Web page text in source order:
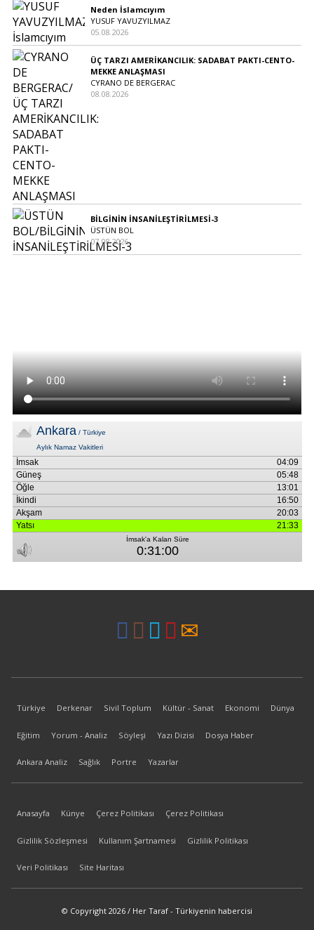
Neden İslamcıyım
YUSUF YAVUZYILMAZ
05.08.2026
ÜÇ TARZI AMERİKANCILIK: SADABAT PAKTI-CENTO-
MEKKE ANLAŞMASI
CYRANO DE BERGERAC
08.08.2026
BİLGİNİN İNSANİLEŞTİRİLMESİ-3
ÜSTÜN BOL
07.08.2026
Türkiye Derkenar Sivil Toplum Kültür - Sanat Ekonomi Dünya
Eğitim Yorum - Analiz Söyleşi Yazı Dizisi Dosya Haber
Ankara Analiz Sağlık Portre Yazarlar
Anasayfa Künye Çerez Politikası Çerez Politikası
Gizlilik Sözleşmesi Kullanım Şartnamesi Gizlilik Politikası
Veri Politikası Site Haritası
© Copyright 2026 / Her Taraf - Türkiyenin habercisi